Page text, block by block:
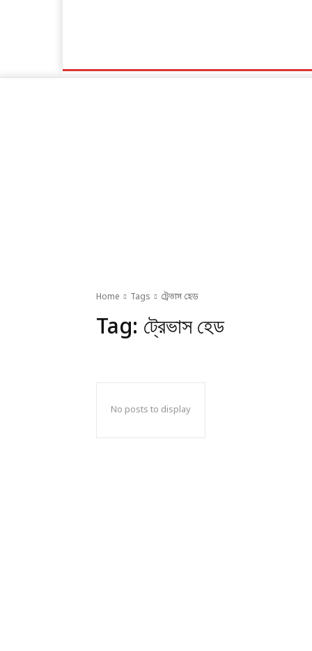
Home Tags ট্রেভাস হেড
Tag: ট্রেভাস হেড
No posts to display